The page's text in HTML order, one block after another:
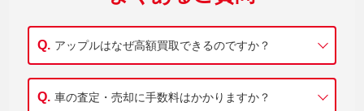
アップルはなぜ高額買取できるのですか？
車の査定・売却に手数料はかかりますか？